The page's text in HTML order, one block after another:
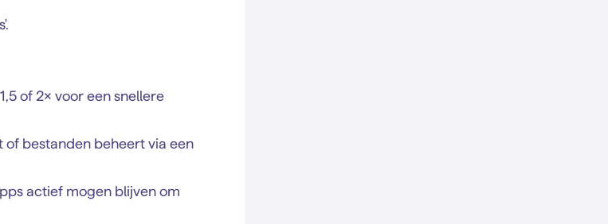
of 2× voor een snellere
of bestanden beheert via een
actief mogen blijven om